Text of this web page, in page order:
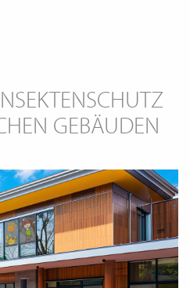
GEBÄUDEN